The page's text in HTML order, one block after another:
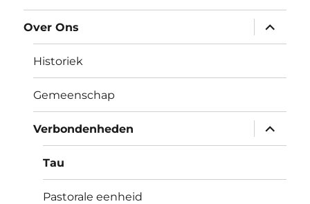
Over Ons
Historiek
Gemeenschap
Verbondenheden
Tau
Pastorale eenheid